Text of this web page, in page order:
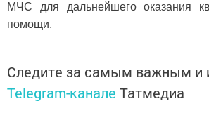
МЧС для дальнейшего оказания
помощи.
Следите за самым важным и
Telegram-канале Татмедиа